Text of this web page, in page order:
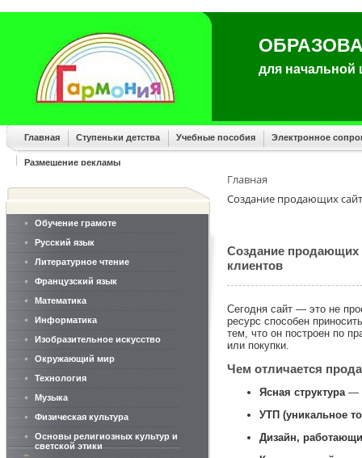
для
Главная Ступеньки детства Учебные пособия Электронное
Размещение рекламы
Обучение грамоте
Русский язык
Литературное чтение
Французский язык
Математика
Информатика
Изобразительное искусство
Окружающий мир
Технология
Музыка
Физическая культура
Основы религиозных культур и
светской этики
Главная
Создание продающих
Создание продающих
клиентов
Сегодня сайт — это не
ресурс способен
тем, что он построен по
или покупки.
Чем отличается
Ясная структура—
УТП (уникальное
Дизайн,